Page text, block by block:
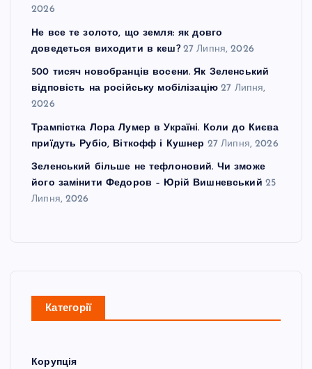
2026
Не все те золото, що земля: як довго
доведеться виходити в кеш? 27 Липня, 2026
500 тисяч новобранців восени. Як Зеленський
відповість на російську мобілізацію 27 Липня,
2026
Трампістка Лора Лумер в Україні. Коли до Києва
приїдуть Рубіо, Віткофф і Кушнер 27 Липня, 2026
Зеленський більше не тефлоновий. Чи зможе
його замінити Федоров – Юрій Вишневський 25
Липня, 2026
Категорії
Корупція